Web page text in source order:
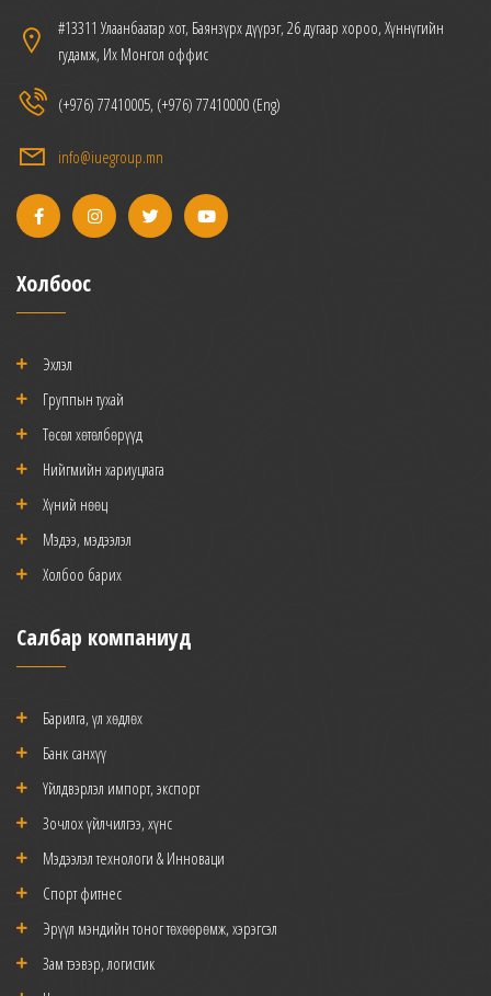
#13311 Улаанбаатар хот, Баянзүрх дүүрэг, 26 дугаар хороо, Хүннүгийн
гудамж, Их Монгол оффис
(+976) 77410005, (+976) 77410000 (Eng)
info@iuegroup.mn
Холбоос
Эхлэл
Группын тухай
Төсөл хөтөлбөрүүд
Нийгмийн хариуцлага
Хүний нөөц
Мэдээ, мэдээлэл
Холбоо барих
Салбар компаниуд
Барилга, үл хөдлөх
Банк санхүү
Үйлдвэрлэл импорт, экспорт
Зочлох үйлчилгээ, хүнс
Мэдээлэл технологи & Инноваци
Спорт фитнес
Эрүүл мэндийн тоног төхөөрөмж, хэрэгсэл
Зам тээвэр, логистик